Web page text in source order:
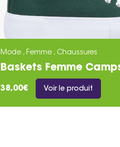
Mode , Femme , Chaussures
Baskets Femme
38,00€ Voir le produit